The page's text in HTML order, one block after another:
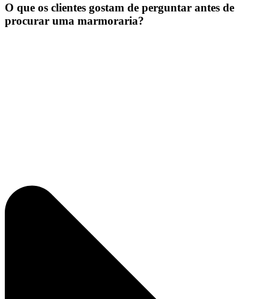
O que os clientes gostam de perguntar antes de
procurar uma marmoraria?